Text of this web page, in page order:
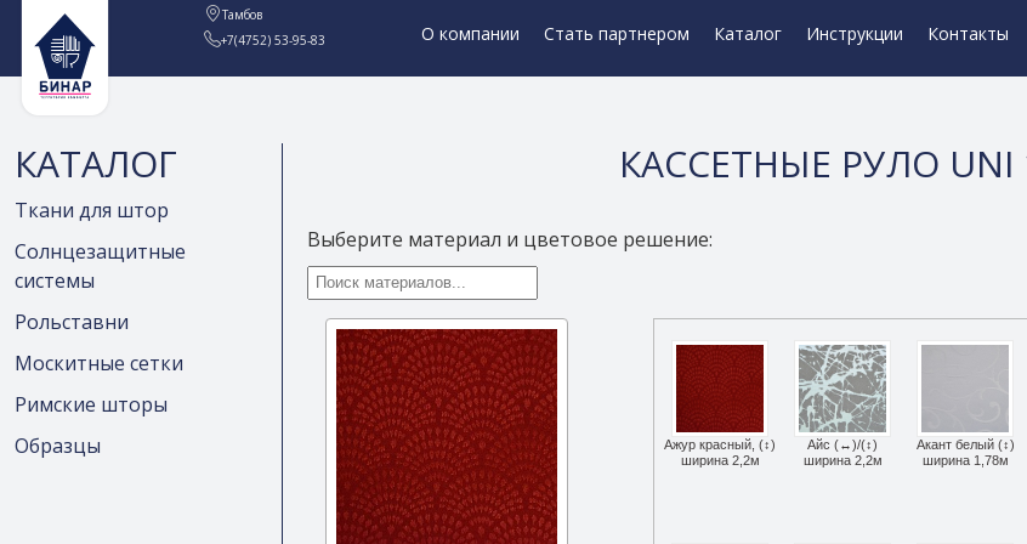
Тамбов
+7(4752) 53-95-83
О компании Стать партнером Каталог Инструкции Контакты
КАТАЛОГ
Ткани для штор
Солнцезащитные
системы
Рольставни
Москитные сетки
Римские шторы
Образцы
КАССЕТНЫЕ РУЛО
Выберите материал и цветовое решение:
Ажур красный, (↕)
ширина 2,2м
Айс (↔)/(↕)
ширина 2,2м
Акант белый (↕)
ширина 1,78м